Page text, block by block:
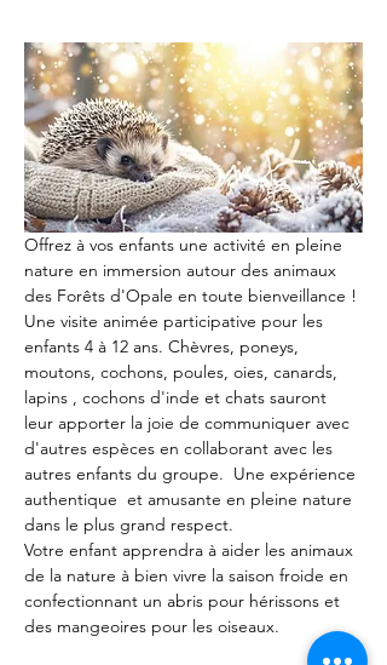
Offrez à vos enfants une activité en pleine
nature en immersion autour des animaux
des Forêts d'Opale en toute bienveillance !
Une visite animée participative pour les
enfants 4 à 12 ans. Chèvres, poneys,
moutons, cochons, poules, oies, canards,
lapins , cochons d'inde et chats sauront
leur apporter la joie de communiquer avec
d'autres espèces en collaborant avec les
autres enfants du groupe.  Une expérience
authentique  et amusante en pleine nature
dans le plus grand respect.
Votre enfant apprendra à aider les animaux
de la nature à bien vivre la saison froide en
confectionnant un abris pour hérissons et
des mangeoires pour les oiseaux.